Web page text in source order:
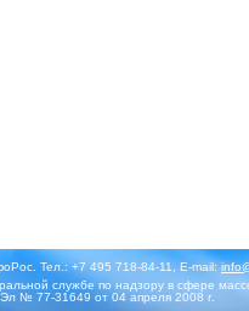
Тел.: +7 495 718-84-11, E-mail:
службе по надзору в сфере
№ 77-31649 от 04 апреля 2008 г.